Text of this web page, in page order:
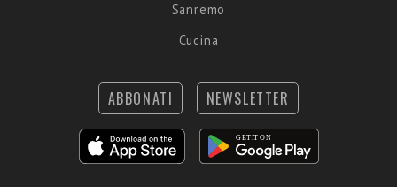
Sanremo
Cucina
ABBONATI NEWSLETTER